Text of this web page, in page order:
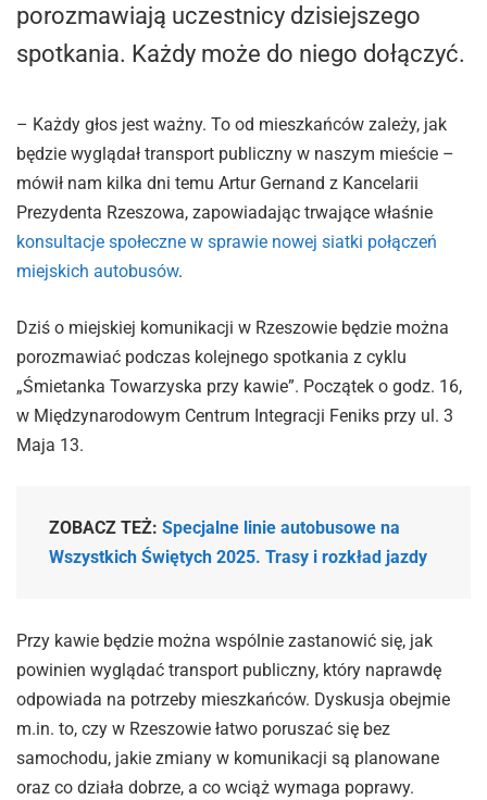
porozmawiają uczestnicy dzisiejszego
spotkania. Każdy może do niego dołączyć.
– Każdy głos jest ważny. To od mieszkańców zależy, jak
będzie wyglądał transport publiczny w naszym mieście –
mówił nam kilka dni temu Artur Gernand z Kancelarii
Prezydenta Rzeszowa, zapowiadając trwające właśnie
konsultacje społeczne w sprawie nowej siatki połączeń
miejskich autobusów.
Dziś o miejskiej komunikacji w Rzeszowie będzie można
porozmawiać podczas kolejnego spotkania z cyklu
„Śmietanka Towarzyska przy kawie”. Początek o godz. 16,
w Międzynarodowym Centrum Integracji Feniks przy ul. 3
Maja 13.
ZOBACZ TEŻ: Specjalne linie autobusowe na
Wszystkich Świętych 2025. Trasy i rozkład jazdy
Przy kawie będzie można wspólnie zastanowić się, jak
powinien wyglądać transport publiczny, który naprawdę
odpowiada na potrzeby mieszkańców. Dyskusja obejmie
m.in. to, czy w Rzeszowie łatwo poruszać się bez
samochodu, jakie zmiany w komunikacji są planowane
oraz co działa dobrze, a co wciąż wymaga poprawy.